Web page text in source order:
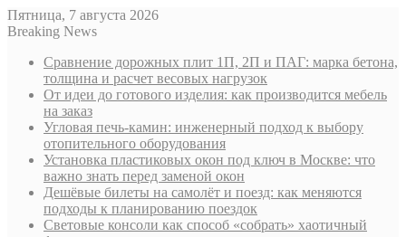
Пятница, 7 августа 2026
Breaking News
Сравнение дорожных плит 1П, 2П и ПАГ: марка бетона,
толщина и расчет весовых нагрузок
От идеи до готового изделия: как производится мебель
на заказ
Угловая печь-камин: инженерный подход к выбору
отопительного оборудования
Установка пластиковых окон под ключ в Москве: что
важно знать перед заменой окон
Дешёвые билеты на самолёт и поезд: как меняются
подходы к планированию поездок
Световые консоли как способ «собрать» хаотичный